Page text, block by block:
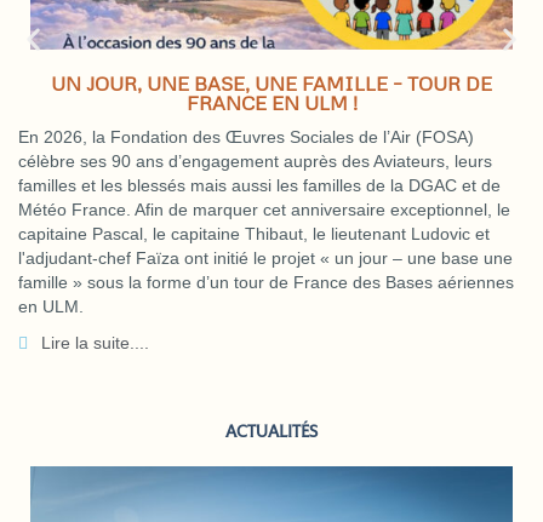
UN JOUR, UNE BASE, UNE FAMILLE – TOUR DE
FRANCE EN ULM !
En 2026, la Fondation des Œuvres Sociales de l’Air (FOSA)
célèbre ses 90 ans d’engagement auprès des Aviateurs, leurs
familles et les blessés mais aussi les familles de la DGAC et de
Météo France. Afin de marquer cet anniversaire exceptionnel, le
capitaine Pascal, le capitaine Thibaut, le lieutenant Ludovic et
l'adjudant-chef Faïza ont initié le projet « un jour – une base une
famille » sous la forme d’un tour de France des Bases aériennes
en ULM.
Lire la suite....
ACTUALITÉS